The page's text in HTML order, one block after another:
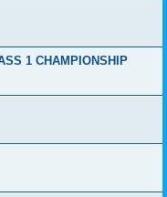
1 CHAMPIONSHIP